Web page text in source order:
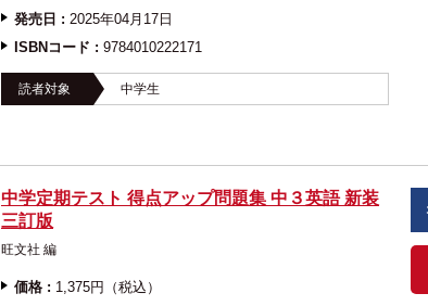
発売日 : 2025年04月17日
ISBNコード : 9784010222171
読者対象 中学生
中学定期テスト 得点アップ問題集 中３英語 新装
三訂版
旺文社 編
価格 : 1,375円（税込）